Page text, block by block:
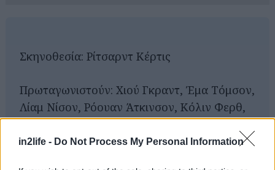
in2life - Do Not Process My Personal Information
Σκηνοθεσία: Ρίτσαρντ Κέρτις
Πρωταγωνιστούν: Χιού Γκραντ, Έμα Τόμσον,
Λίαμ Νίσον, Ρόουαν Άτκινσον, Κόλιν Φερθ,
Κίρα Νάιτλι, Άλαν Ρίκμαν.
Αναζήτηση
για...